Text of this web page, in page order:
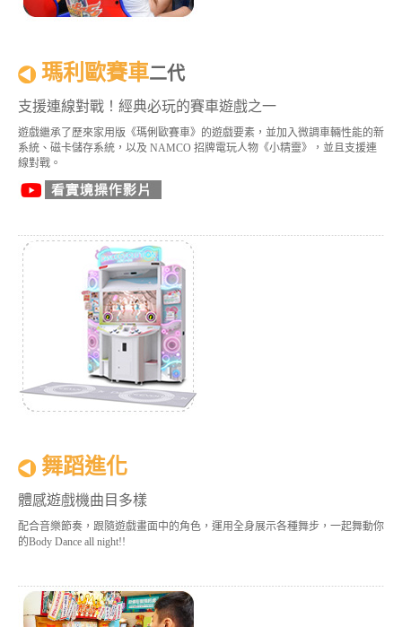
瑪利歐賽車二代
支援連線對戰！經典必玩的賽車遊戲之一
遊戲繼承了歷來家用版《瑪俐歐賽車》的遊戲要素，並加入微調車輛性能的新
系統、磁卡儲存系統，以及 NAMCO 招牌電玩人物《小精靈》，並且支援連
線對戰。
舞蹈進化
體感遊戲機曲目多樣
配合音樂節奏，跟隨遊戲畫面中的角色，運用全身展示各種舞步，一起舞動你
的Body Dance all night!!